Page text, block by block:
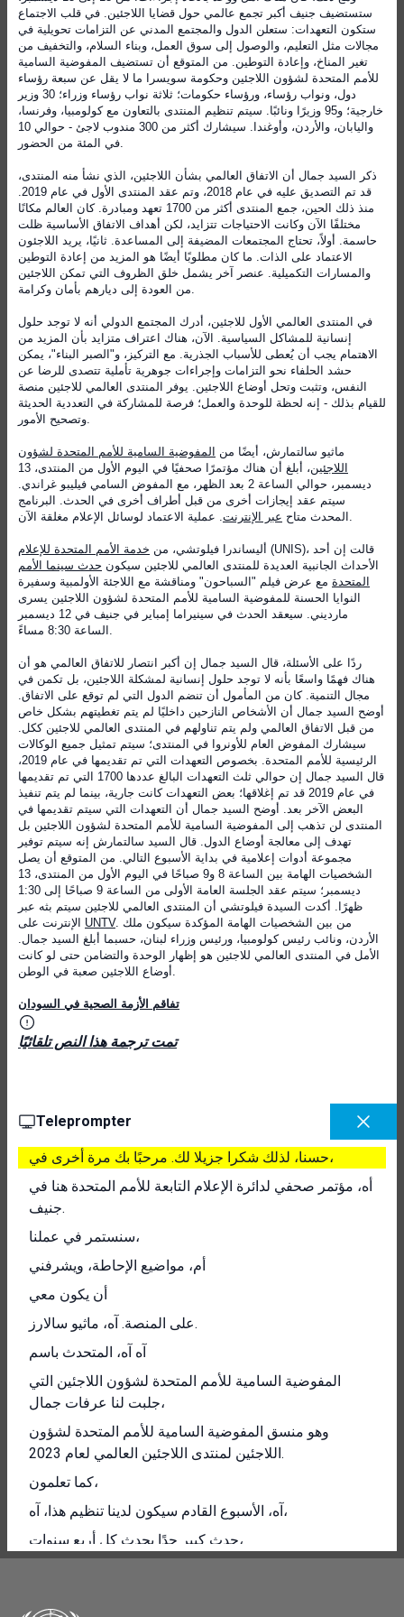
ستستضيف جنيف أكبر تجمع عالمي حول قضايا اللاجئين. في قلب الاجتماع
ستكون التعهدات: ستعلن الدول والمجتمع المدني عن التزامات تحويلية في
مجالات مثل التعليم، والوصول إلى سوق العمل، وبناء السلام، والتخفيف من
تغير المناخ، وإعادة التوطين. من المتوقع أن تستضيف المفوضية السامية
للأمم المتحدة لشؤون اللاجئين وحكومة سويسرا ما لا يقل عن سبعة رؤساء
دول، ونواب رؤساء، ورؤساء حكومات؛ ثلاثة نواب رؤساء وزراء؛ 30 وزير
خارجية؛ و95 وزيرًا ونائبًا. سيتم تنظيم المنتدى بالتعاون مع كولومبيا، وفرنسا،
واليابان، والأردن، وأوغندا. سيشارك أكثر من 300 مندوب لاجئ - حوالي 10
في المئة من الحضور.
ذكر السيد جمال أن الاتفاق العالمي بشأن اللاجئين، الذي نشأ منه المنتدى،
قد تم التصديق عليه في عام 2018، وتم عقد المنتدى الأول في عام 2019.
منذ ذلك الحين، جمع المنتدى أكثر من 1700 تعهد ومبادرة. كان العالم مكانًا
مختلفًا الآن وكانت الاحتياجات تتزايد، لكن أهداف الاتفاق الأساسية ظلت
حاسمة. أولاً، تحتاج المجتمعات المضيفة إلى المساعدة. ثانيًا، يريد اللاجئون
الاعتماد على الذات. ما كان مطلوبًا أيضًا هو المزيد من إعادة التوطين
والمسارات التكميلية. عنصر آخر يشمل خلق الظروف التي تمكن اللاجئين
من العودة إلى ديارهم بأمان وكرامة.
في المنتدى العالمي الأول للاجئين، أدرك المجتمع الدولي أنه لا توجد حلول
إنسانية للمشاكل السياسية. الآن، هناك اعتراف متزايد بأن المزيد من
الاهتمام يجب أن يُعطى للأسباب الجذرية. مع التركيز، و"الصبر البناء"، يمكن
حشد الحلفاء نحو التزامات وإجراءات جوهرية تأملية تتصدى للرضا عن
النفس، وتثبت وتحل أوضاع اللاجئين. يوفر المنتدى العالمي للاجئين منصة
للقيام بذلك - إنه لحظة للوحدة والعمل؛ فرصة للمشاركة في التعددية الحديثة
وتصحيح الأمور.
ماثيو سالتمارش، أيضًا من
المفوضية السامية للأمم المتحدة لشؤون
اللاجئين
، أبلغ أن هناك مؤتمرًا صحفيًا في اليوم الأول من المنتدى، 13
ديسمبر، حوالي الساعة 2 بعد الظهر، مع المفوض السامي فيليبو غراندي.
سيتم عقد إيجازات أخرى من قبل أطراف أخرى في الحدث. البرنامج
المحدث متاح عبر الإنترنت . عملية الاعتماد لوسائل الإعلام مغلقة الآن.
أليساندرا فيلوتشي، من خدمة الأمم المتحدة للإعلام
(UNIS)، قالت إن أحد
الأحداث الجانبية العديدة للمنتدى العالمي للاجئين سيكون حدث سينما الأمم
المتحدة مع عرض فيلم "السباحون" ومناقشة مع اللاجئة الأولمبية وسفيرة
النوايا الحسنة للمفوضية السامية للأمم المتحدة لشؤون اللاجئين يسرى
مارديني. سيعقد الحدث في سينيراما إمباير في جنيف في 12 ديسمبر
الساعة 8:30 مساءً.
ردًا على الأسئلة، قال السيد جمال إن أكبر انتصار للاتفاق العالمي هو أن
هناك فهمًا واسعًا بأنه لا توجد حلول إنسانية لمشكلة اللاجئين، بل تكمن في
مجال التنمية. كان من المأمول أن تنضم الدول التي لم توقع على الاتفاق.
أوضح السيد جمال أن الأشخاص النازحين داخليًا لم يتم تغطيتهم بشكل خاص
من قبل الاتفاق العالمي ولم يتم تناولهم في المنتدى العالمي للاجئين ككل.
سيشارك المفوض العام للأونروا في المنتدى؛ سيتم تمثيل جميع الوكالات
الرئيسية للأمم المتحدة. بخصوص التعهدات التي تم تقديمها في عام 2019،
قال السيد جمال إن حوالي ثلث التعهدات البالغ عددها 1700 التي تم تقديمها
في عام 2019 قد تم إغلاقها؛ بعض التعهدات كانت جارية، بينما لم يتم تنفيذ
البعض الآخر بعد. أوضح السيد جمال أن التعهدات التي سيتم تقديمها في
المنتدى لن تذهب إلى المفوضية السامية للأمم المتحدة لشؤون اللاجئين بل
تهدف إلى معالجة أوضاع الدول. قال السيد سالتمارش إنه سيتم توفير
مجموعة أدوات إعلامية في بداية الأسبوع التالي. من المتوقع أن يصل
الشخصيات الهامة بين الساعة 8 و9 صباحًا في اليوم الأول من المنتدى، 13
ديسمبر؛ سيتم عقد الجلسة العامة الأولى من الساعة 9 صباحًا إلى 1:30
ظهرًا. أكدت السيدة فيلوتشي أن المنتدى العالمي للاجئين سيتم بثه عبر
UNTV. من بين الشخصيات الهامة المؤكدة سيكون ملك
الأردن، ونائب رئيس كولومبيا، ورئيس وزراء لبنان، حسبما أبلغ السيد جمال.
الأمل في المنتدى العالمي للاجئين هو إظهار الوحدة والتضامن حتى لو كانت
أوضاع اللاجئين صعبة في الوطن.
تفاقم الأزمة الصحية في السودان
تمت ترجمة هذا النص تلقائيًا
Teleprompter
حسنا، لذلك شكرا جزيلا لك. مرحبًا بك مرة أخرى في،
أه، مؤتمر صحفي لدائرة الإعلام التابعة للأمم المتحدة هنا في
جنيف.
سنستمر في عملنا،
أم، مواضيع الإحاطة، ويشرفني
أن يكون معي
على المنصة. آه، ماثيو سالارز.
آه آه، المتحدث باسم
المفوضية السامية للأمم المتحدة لشؤون اللاجئين التي
جلبت لنا عرفات جمال،
وهو منسق المفوضية السامية للأمم المتحدة لشؤون
اللاجئين لمنتدى اللاجئين العالمي لعام 2023.
كما تعلمون،
آه، الأسبوع القادم سيكون لدينا تنظيم هذا، آه،
حدث كبير جدًا يحدث كل أربع سنوات،